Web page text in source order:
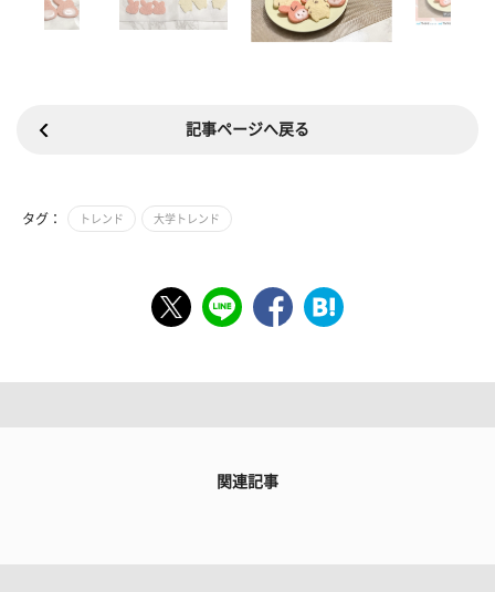
記事ページへ戻る
タグ： トレンド 大学トレンド
関連記事